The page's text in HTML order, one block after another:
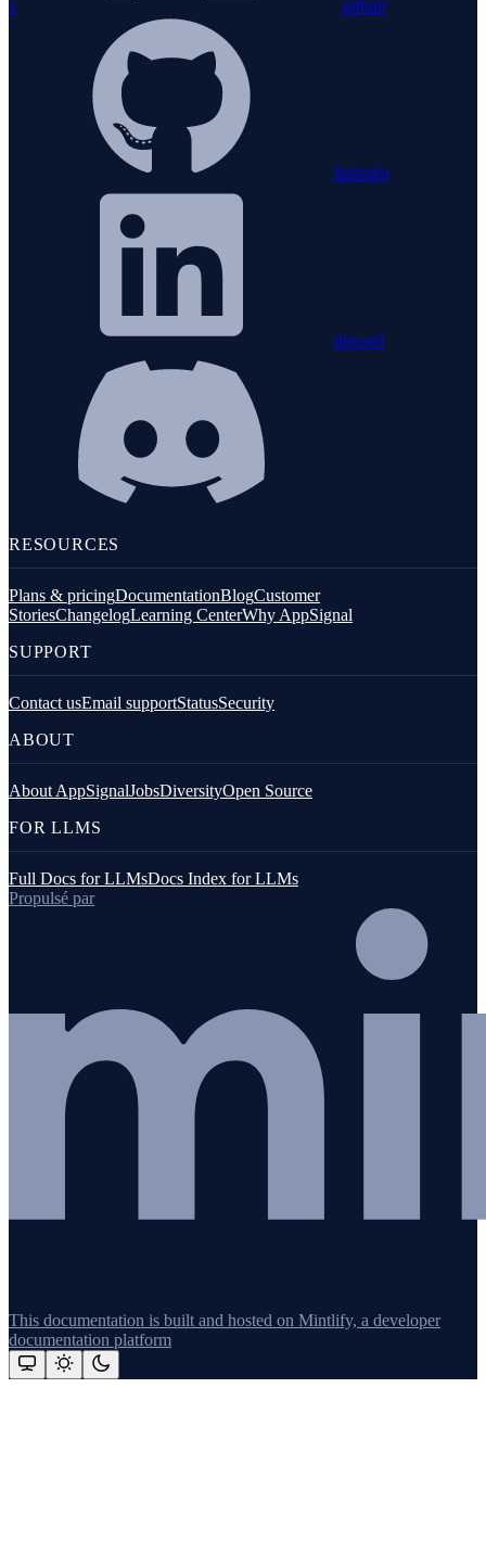
x github
linkedin
discord
RESOURCES
Plans & pricingDocumentationBlogCustomer
StoriesChangelogLearning CenterWhy AppSignal
SUPPORT
Contact usEmail supportStatusSecurity
ABOUT
About AppSignalJobsDiversityOpen Source
FOR LLMS
Full Docs for LLMsDocs Index for LLMs
Propulsé par
This documentation is built and hosted on Mintlify, a developer
documentation platform